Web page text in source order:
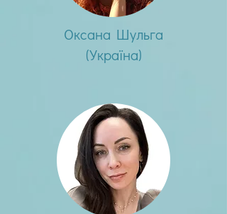
Оксана Шульга
(Україна)